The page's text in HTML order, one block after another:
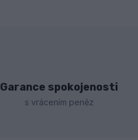
Garance spokojenosti
s vrácením peněz